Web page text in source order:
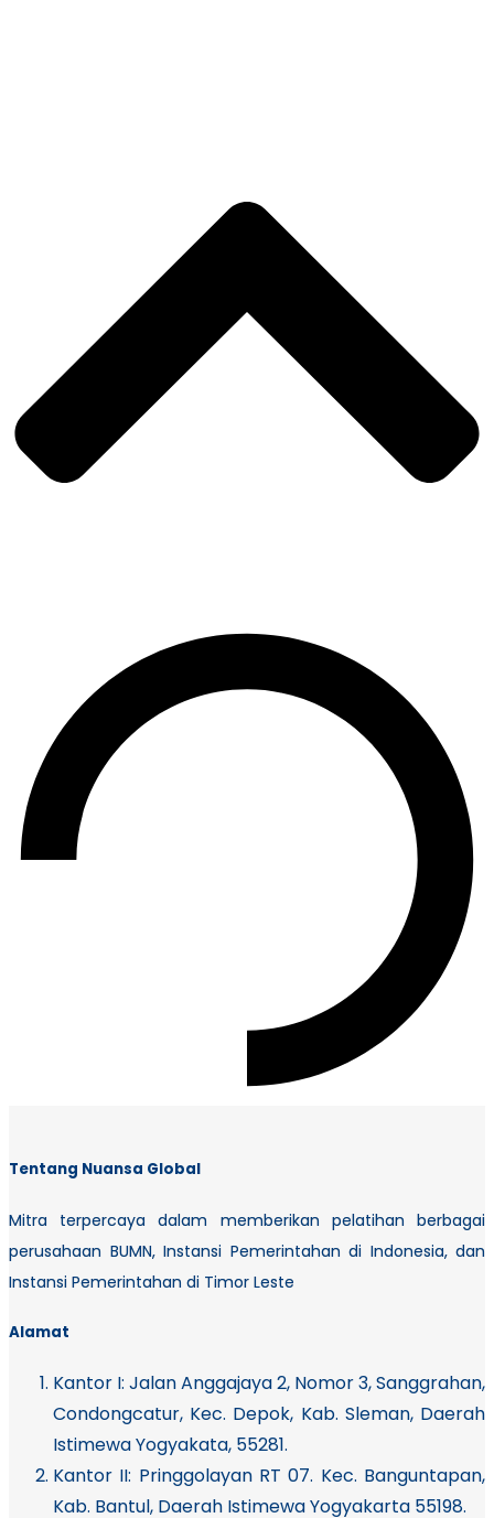
Tentang Nuansa Global
Mitra terpercaya dalam memberikan pelatihan berbagai
perusahaan BUMN, Instansi Pemerintahan di Indonesia, dan
Instansi Pemerintahan di Timor Leste
Alamat
Kantor I: Jalan Anggajaya 2, Nomor 3, Sanggrahan,
Condongcatur, Kec. Depok, Kab. Sleman, Daerah
Istimewa Yogyakata, 55281.
Kantor II: Pringgolayan RT 07. Kec. Banguntapan,
Kab. Bantul, Daerah Istimewa Yogyakarta 55198.